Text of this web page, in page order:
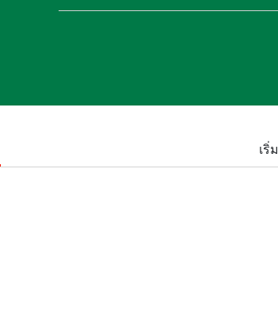
เริ่